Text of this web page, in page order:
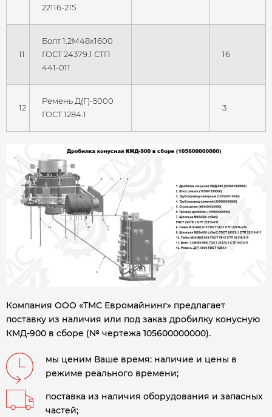
22116-215
11
Болт 1.2М48х1600
ГОСТ 24379.1 СТП
441-011
16
12
Ремень Д(Г)-5000
ГОСТ 1284.1
3
Компания ООО «ТМС Евромайнинг» предлагает
поставку из наличия или под заказ дробилку конусную
КМД-900 в сборе (№ чертежа 105600000000).
мы ценим Ваше время: наличие и цены в
режиме реального времени;
поставка из наличия оборудования и запасных
частей;